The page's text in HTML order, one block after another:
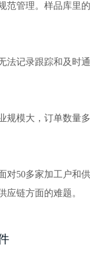
范管理。样品库里
法记录跟踪和及时
规模大，订单数量
对50多家加工户和
应链方面的难题。